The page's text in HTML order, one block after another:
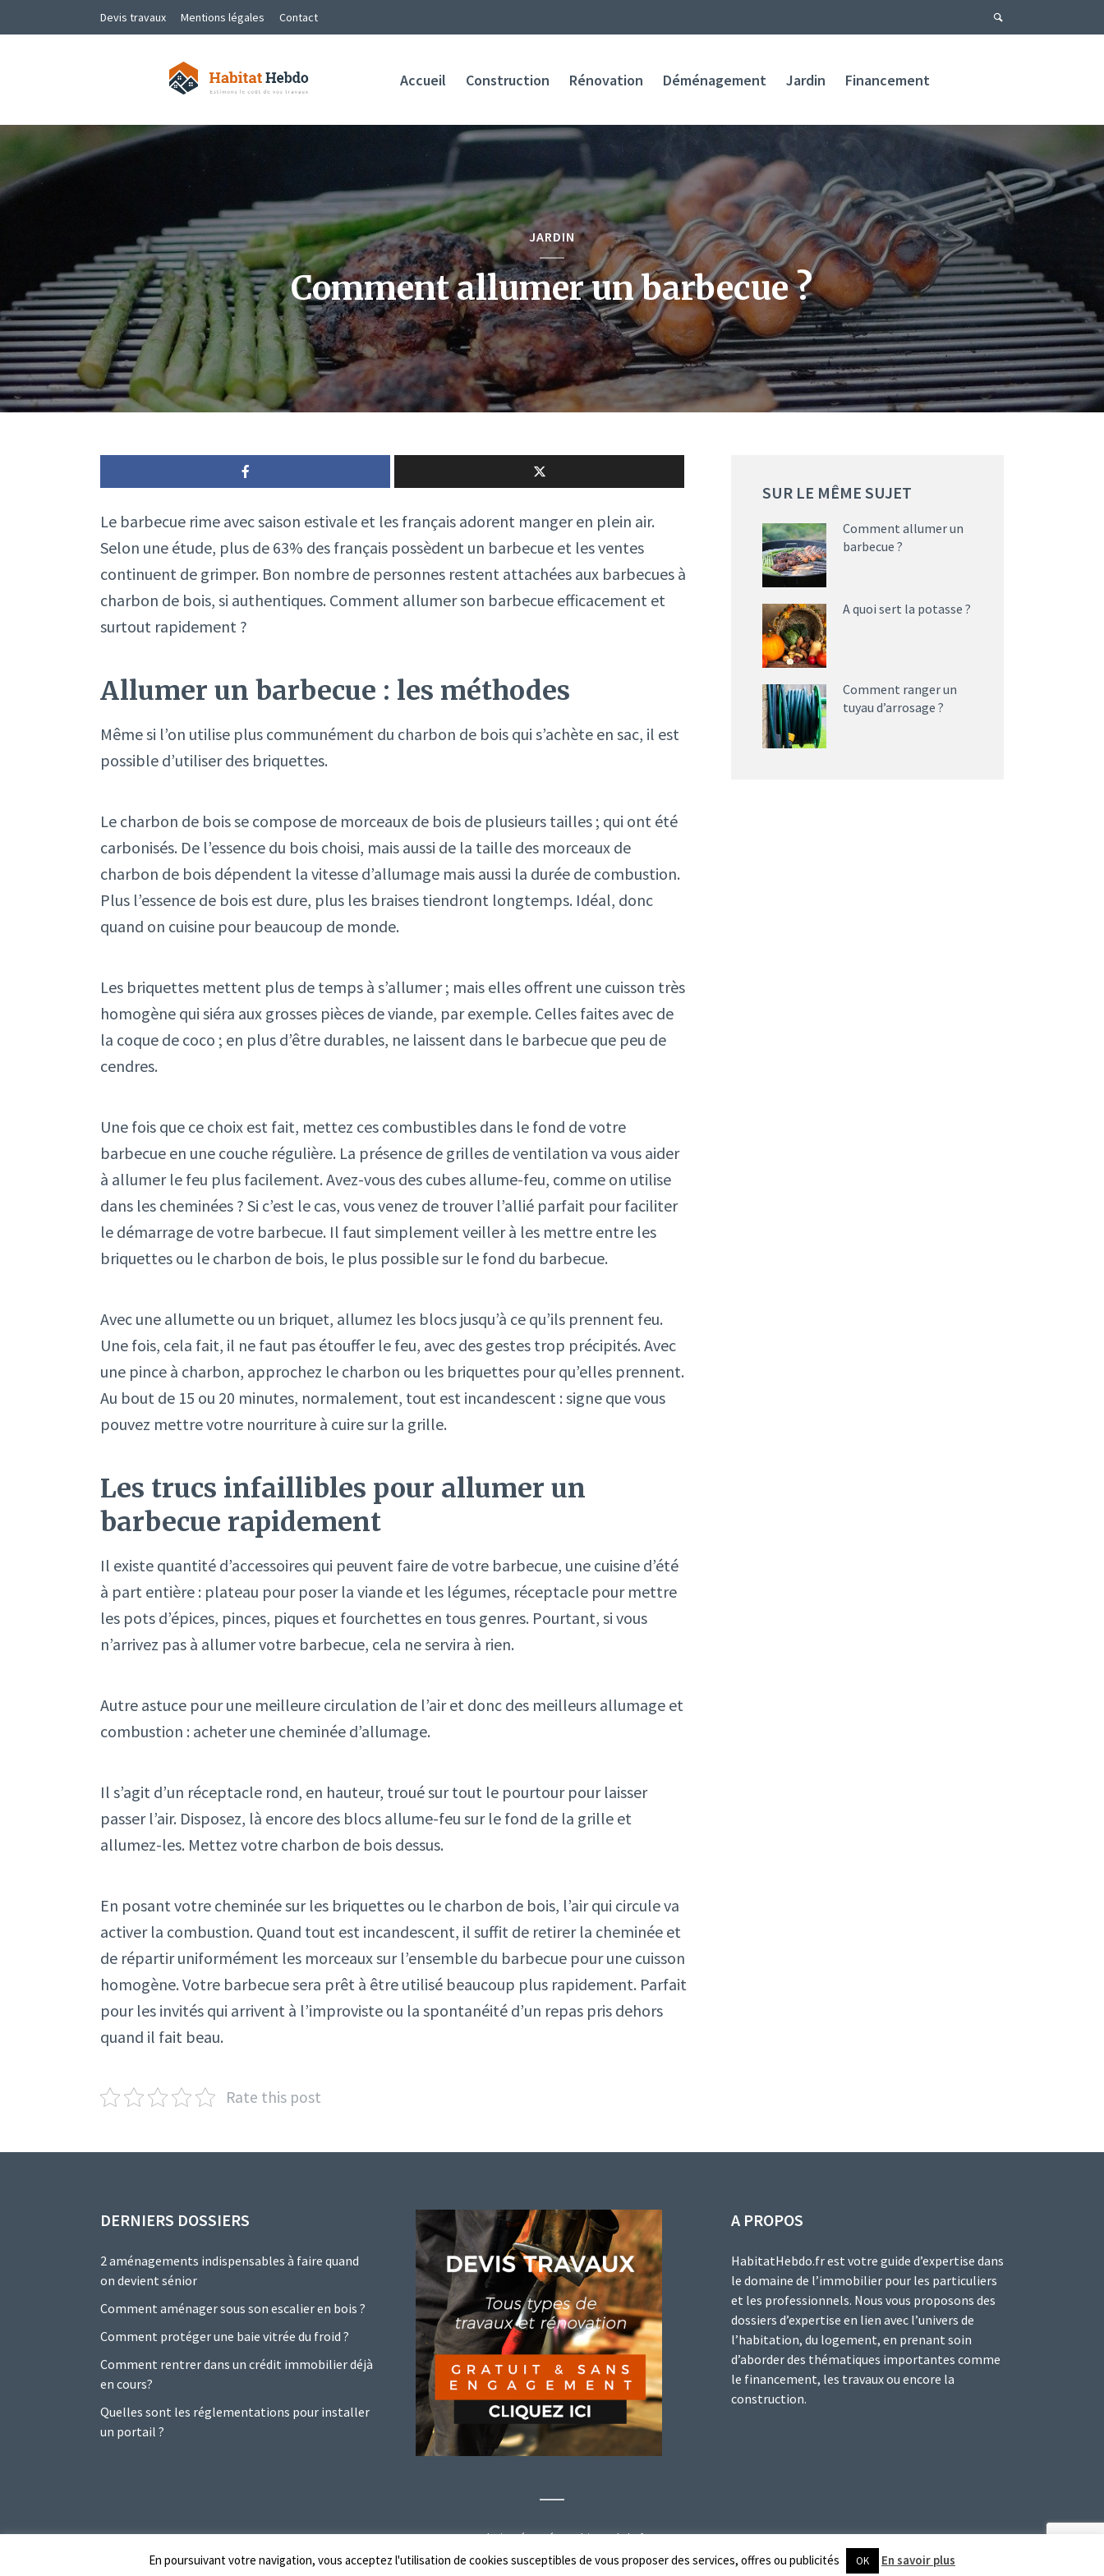
Devis travaux Mentions légales Contact
Accueil Construction Rénovation Déménagement Jardin Financement
JARDIN
Comment allumer un barbecue ?
Le barbecue rime avec saison estivale et les français adorent manger en plein air.
Selon une étude, plus de 63% des français possèdent un barbecue et les ventes
continuent de grimper. Bon nombre de personnes restent attachées aux barbecues à
charbon de bois, si authentiques. Comment allumer son barbecue efficacement et
surtout rapidement ?
Allumer un barbecue : les méthodes
Même si l’on utilise plus communément du charbon de bois qui s’achète en sac, il est
possible d’utiliser des briquettes.
Le charbon de bois se compose de morceaux de bois de plusieurs tailles ; qui ont été
carbonisés. De l’essence du bois choisi, mais aussi de la taille des morceaux de
charbon de bois dépendent la vitesse d’allumage mais aussi la durée de combustion.
Plus l’essence de bois est dure, plus les braises tiendront longtemps. Idéal, donc
quand on cuisine pour beaucoup de monde.
Les briquettes mettent plus de temps à s’allumer ; mais elles offrent une cuisson très
homogène qui siéra aux grosses pièces de viande, par exemple. Celles faites avec de
la coque de coco ; en plus d’être durables, ne laissent dans le barbecue que peu de
cendres.
Une fois que ce choix est fait, mettez ces combustibles dans le fond de votre
barbecue en une couche régulière. La présence de grilles de ventilation va vous aider
à allumer le feu plus facilement. Avez-vous des cubes allume-feu, comme on utilise
dans les cheminées ? Si c’est le cas, vous venez de trouver l’allié parfait pour faciliter
le démarrage de votre barbecue. Il faut simplement veiller à les mettre entre les
briquettes ou le charbon de bois, le plus possible sur le fond du barbecue.
Avec une allumette ou un briquet, allumez les blocs jusqu’à ce qu’ils prennent feu.
Une fois, cela fait, il ne faut pas étouffer le feu, avec des gestes trop précipités. Avec
une pince à charbon, approchez le charbon ou les briquettes pour qu’elles prennent.
Au bout de 15 ou 20 minutes, normalement, tout est incandescent : signe que vous
pouvez mettre votre nourriture à cuire sur la grille.
Les trucs infaillibles pour allumer un
barbecue rapidement
Il existe quantité d’accessoires qui peuvent faire de votre barbecue, une cuisine d’été
à part entière : plateau pour poser la viande et les légumes, réceptacle pour mettre
les pots d’épices, pinces, piques et fourchettes en tous genres. Pourtant, si vous
n’arrivez pas à allumer votre barbecue, cela ne servira à rien.
Autre astuce pour une meilleure circulation de l’air et donc des meilleurs allumage et
combustion : acheter une cheminée d’allumage.
Il s’agit d’un réceptacle rond, en hauteur, troué sur tout le pourtour pour laisser
passer l’air. Disposez, là encore des blocs allume-feu sur le fond de la grille et
allumez-les. Mettez votre charbon de bois dessus.
En posant votre cheminée sur les briquettes ou le charbon de bois, l’air qui circule va
activer la combustion. Quand tout est incandescent, il suffit de retirer la cheminée et
de répartir uniformément les morceaux sur l’ensemble du barbecue pour une cuisson
homogène. Votre barbecue sera prêt à être utilisé beaucoup plus rapidement. Parfait
pour les invités qui arrivent à l’improviste ou la spontanéité d’un repas pris dehors
quand il fait beau.
Rate this post
SUR LE MÊME SUJET
Comment allumer un
barbecue ?
A quoi sert la potasse ?
Comment ranger un
tuyau d’arrosage ?
DERNIERS DOSSIERS
2 aménagements indispensables à faire quand
on devient sénior
Comment aménager sous son escalier en bois ?
Comment protéger une baie vitrée du froid ?
Comment rentrer dans un crédit immobilier déjà
en cours?
Quelles sont les réglementations pour installer
un portail ?
A PROPOS
HabitatHebdo.fr est votre guide d’expertise dans
le domaine de l’immobilier pour les particuliers
et les professionnels. Nous vous proposons des
dossiers d’expertise en lien avec l’univers de
l’habitation, du logement, en prenant soin
d’aborder des thématiques importantes comme
le financement, les travaux ou encore la
construction.
Tous droits réservés - HabitatHebdo.fr
En poursuivant votre navigation, vous acceptez l'utilisation de cookies susceptibles de vous proposer des services, offres ou publicités OK En savoir plus